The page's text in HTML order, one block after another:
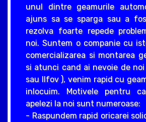
unul dintre geamurile
ajuns sa se sparga sau a
rezolva foarte repede
noi. Suntem o companie cu
comercializarea si montarea
si atunci cand ai nevoie de
sau Ilfov ), venim rapid cu
inlocuim. Motivele pentru
apelezi la noi sunt numeroase:
- Raspundem rapid oricarei